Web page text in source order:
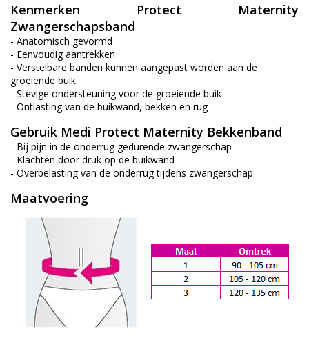
Kenmerken Protect Maternity
Zwangerschapsband
- Anatomisch gevormd
- Eenvoudig aantrekken
- Verstelbare banden kunnen aangepast worden aan de
groeiende buik
- Stevige ondersteuning voor de groeiende buik
- Ontlasting van de buikwand, bekken en rug
Gebruik Medi Protect Maternity Bekkenband
- Bij pijn in de onderrug gedurende zwangerschap
- Klachten door druk op de buikwand
- Overbelasting van de onderrug tijdens zwangerschap
Maatvoering